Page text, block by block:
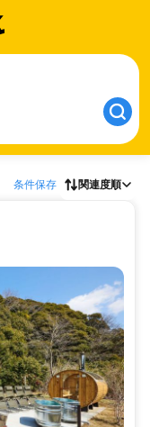
条件保存 関連度順